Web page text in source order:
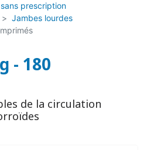
prescription
Jambes lourdes
- 180
de la circulation